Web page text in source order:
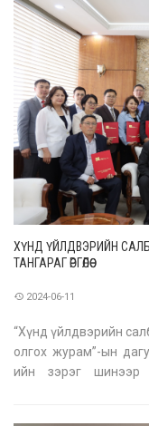
ХҮНД ҮЙЛДВЭРИЙН
ТАНГАРАГ ӨРГӨЛӨӨ
2024-06-11
“Хүнд үйлдвэрийн
олгох журам”-ын
ийн зэрэг шинээр